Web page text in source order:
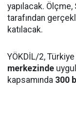
yapılacak.
tarafından
katılacak.
YÖKDİL/2,
merkezinde
kapsamında 300